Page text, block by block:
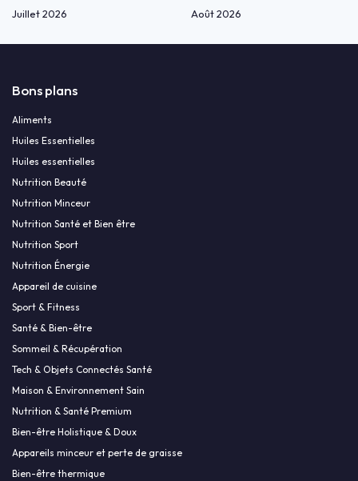
Juillet 2026
Août 2026
Bons plans
Aliments
Huiles Essentielles
Huiles essentielles
Nutrition Beauté
Nutrition Minceur
Nutrition Santé et Bien être
Nutrition Sport
Nutrition Énergie
Appareil de cuisine
Sport & Fitness
Santé & Bien-être
Sommeil & Récupération
Tech & Objets Connectés Santé
Maison & Environnement Sain
Nutrition & Santé Premium
Bien-être Holistique & Doux
Appareils minceur et perte de graisse
Bien-être thermique